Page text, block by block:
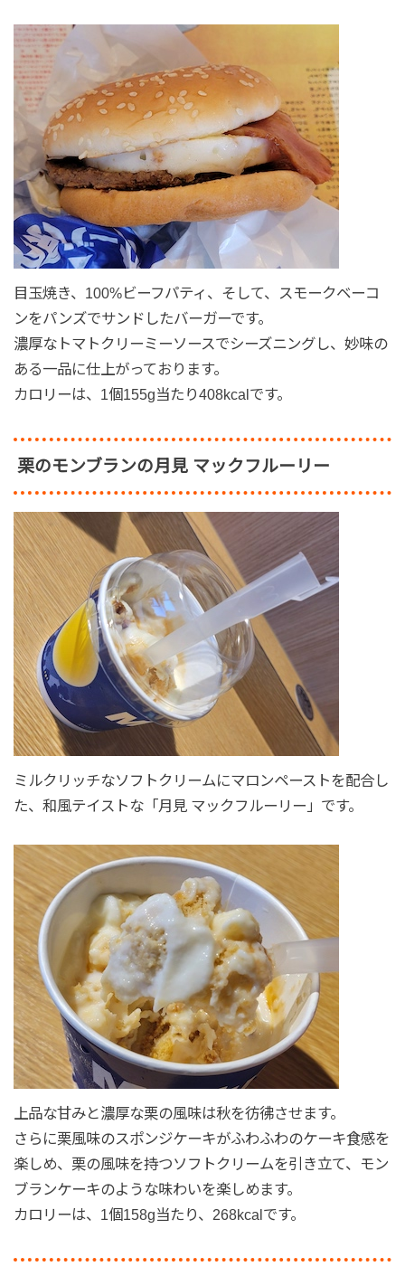
目玉焼き、100%ビーフパティ、そして、スモークベーコ
ンをパンズでサンドしたバーガーです。
濃厚なトマトクリーミーソースでシーズニングし、妙味の
ある一品に仕上がっております。
カロリーは、1個155g当たり408kcalです。
栗のモンブランの月見 マックフルーリー
ミルクリッチなソフトクリームにマロンペーストを配合し
た、和風テイストな「月見 マックフルーリー」です。
上品な甘みと濃厚な栗の風味は秋を彷彿させます。
さらに栗風味のスポンジケーキがふわふわのケーキ食感を
楽しめ、栗の風味を持つソフトクリームを引き立て、モン
ブランケーキのような味わいを楽しめます。
カロリーは、1個158g当たり、268kcalです。